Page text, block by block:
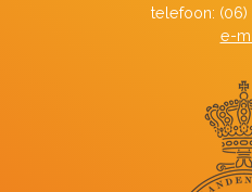
telefoon: (06)
e-